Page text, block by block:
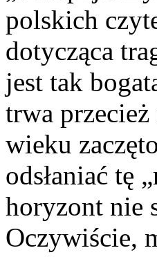
polskich
dotycząca
jest tak
trwa
wieku
odsłaniać tę
horyzont nie
Oczywiście,